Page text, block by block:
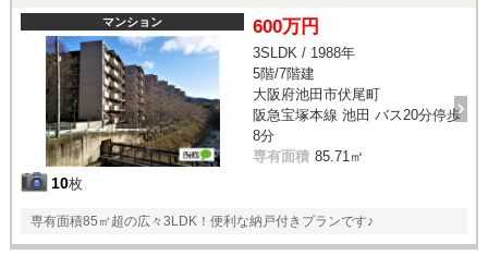
マンション
10枚
600万円
3SLDK / 1988年
5階/7階建
大阪府池田市伏尾町
阪急宝塚本線 池田 バス20分停歩
8分
専有面積 85.71㎡
専有面積85㎡超の広々3LDK！便利な納戸付きプランです♪